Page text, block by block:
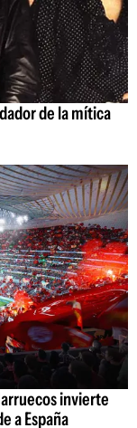
de la mítica
invierte
a España